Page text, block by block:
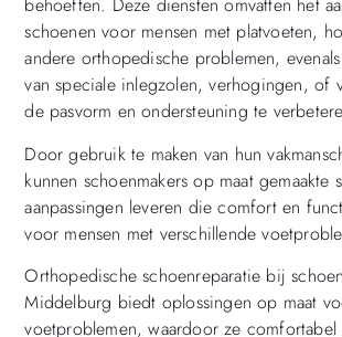
behoeften. Deze diensten omvatten het
schoenen voor mensen met platvoeten,
andere orthopedische problemen,
van speciale inlegzolen, verhogingen, of
de pasvorm en ondersteuning te
Door gebruik te maken van hun
kunnen schoenmakers op maat gemaakte
aanpassingen leveren die comfort en
voor mensen met verschillende
Orthopedische schoenreparatie bij
Middelburg biedt oplossingen op maat
voetproblemen, waardoor ze